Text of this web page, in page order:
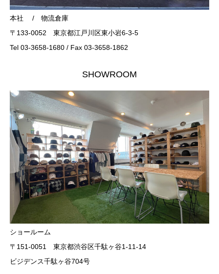
本社 / 物流倉庫
〒133-0052 東京都江戸川区東小岩6-3-5
Tel 03-3658-1680 / Fax 03-3658-1862
SHOWROOM
ショールーム
〒151-0051 東京都渋谷区千駄ヶ谷1-11-14
ビジデンス千駄ヶ谷704号